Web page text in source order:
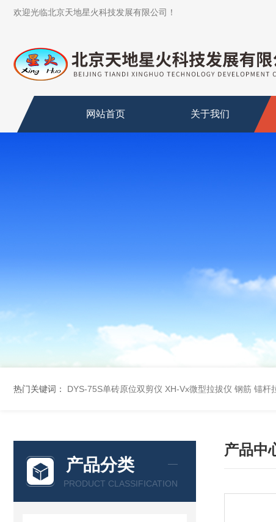
欢迎光临北京天地星火科技发展有限公司！
网站首页 关于我们
热门关键词： DYS-75S单砖原位双剪仪 XH-Vx微型拉拔仪 钢筋 锚杆
产品分类
PRODUCT CLASSIFICATION
产品中